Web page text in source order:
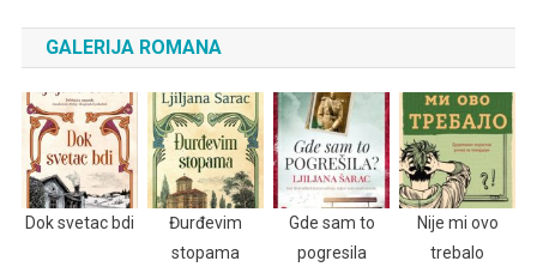
GALERIJA ROMANA
Dok svetac bdi
Đurđevim
stopama
Gde sam to
pogresila
Nije mi ovo
trebalo